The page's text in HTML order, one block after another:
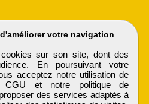
votre navigation
sur son site, dont des
En poursuivant votre
acceptez notre utilisation de
et notre politique de
des services adaptés à